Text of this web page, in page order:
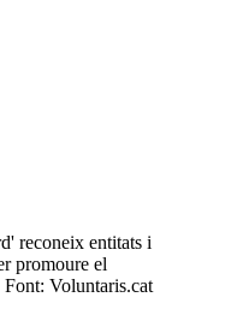
reconeix entitats i
promoure el
Voluntaris.cat